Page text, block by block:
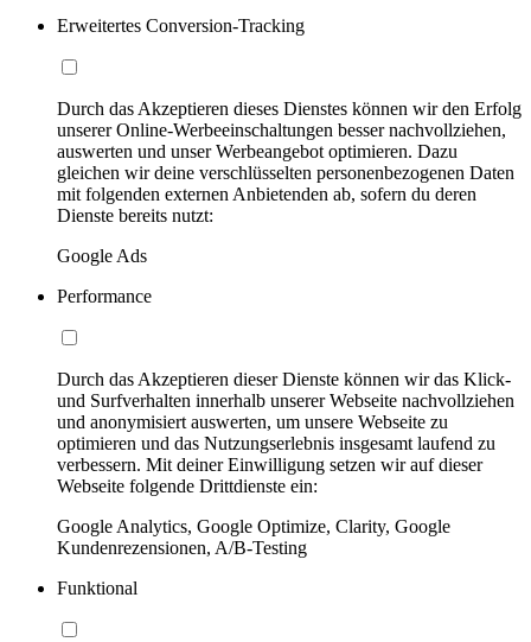
Erweitertes Conversion-Tracking
Durch das Akzeptieren dieses Dienstes können wir den Erfolg
unserer Online-Werbeeinschaltungen besser nachvollziehen,
auswerten und unser Werbeangebot optimieren. Dazu
gleichen wir deine verschlüsselten personenbezogenen Daten
mit folgenden externen Anbietenden ab, sofern du deren
Dienste bereits nutzt:
Google Ads
Performance
Durch das Akzeptieren dieser Dienste können wir das Klick-
und Surfverhalten innerhalb unserer Webseite nachvollziehen
und anonymisiert auswerten, um unsere Webseite zu
optimieren und das Nutzungserlebnis insgesamt laufend zu
verbessern. Mit deiner Einwilligung setzen wir auf dieser
Webseite folgende Drittdienste ein:
Google Analytics, Google Optimize, Clarity, Google
Kundenrezensionen, A/B-Testing
Funktional